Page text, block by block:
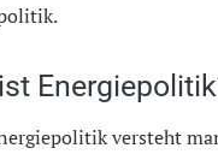
versteht